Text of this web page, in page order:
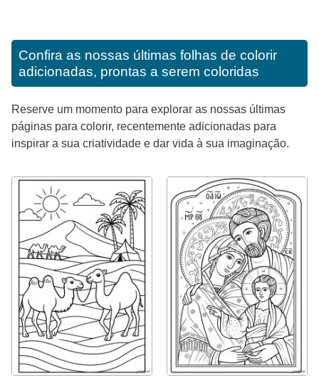
Confira as nossas últimas folhas de colorir
adicionadas, prontas a serem coloridas
Reserve um momento para explorar as nossas últimas
páginas para colorir, recentemente adicionadas para
inspirar a sua criatividade e dar vida à sua imaginação.